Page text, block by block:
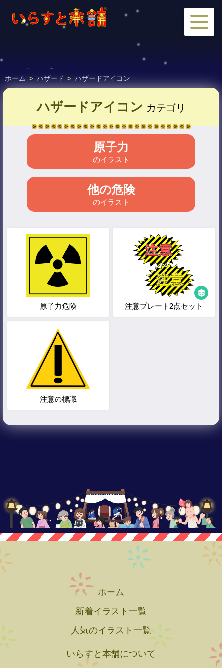
ホーム > ハザード > ハザードアイコン
ハザードアイコン カテゴリ
原子力
のイラスト
他の危険
のイラスト
原子力危険 注意プレート2点セット
注意の標識
ホーム
新着イラスト一覧
人気のイラスト一覧
いらすと本舗について